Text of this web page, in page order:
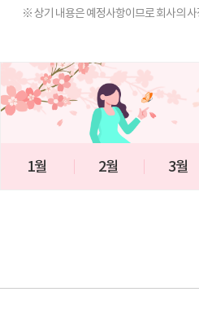
※ 상기 내용은 예정사항이므로 회사의
1월 2월 3월